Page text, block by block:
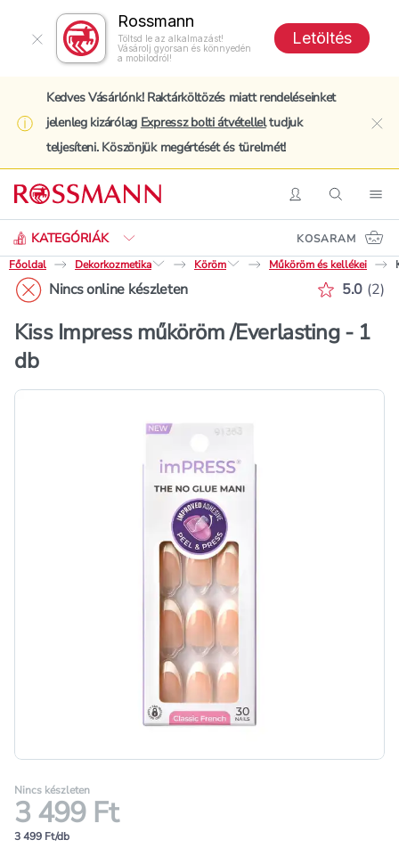
Rossmann
Töltsd le az alkalmazást!
Vásárolj gyorsan és könnyedén
a mobilodról!
Letöltés
Kedves Vásárlónk! Raktárköltözés miatt rendeléseinket
jelenleg kizárólag Expressz bolti átvételleltudjuk
teljesíteni. Köszönjük megértését és türelmét!
BelépésKeresés
KATEGÓRIÁK
Keresés
KOSARAM
Főoldal
Dekorkozmetika Köröm Műköröm és kellékei
Nincs online készleten 5.0 (2)
Kiss Impress műköröm /Everlasting - 1
db
Nincs készleten
3 499 Ft
3 499 Ft/db